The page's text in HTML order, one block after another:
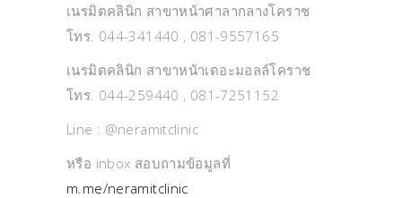
เนรมิตคลินิก สาขาหน้าศาลากลางโคราช
โทร. 044-341440 , 081-9557165
เนรมิตคลินิก สาขาหน้าเดอะมอลล์โคราช
โทร. 044-259440 , 081-7251152
Line : @neramitclinic
หรือ inbox สอบถามข้อมูลที่
m.me/neramitclinic